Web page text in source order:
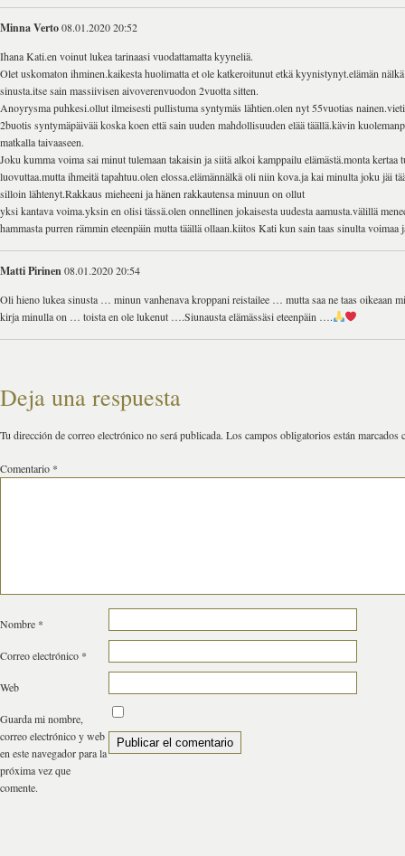
Minna Verto08.01.2020 20:52
Ihana Kati.en voinut lukea tarinaasi vuodattamatta kyyneliä.
Olet uskomaton ihminen.kaikesta huolimatta et ole katkeroitunut etkä kyynistynyt.elämän
sinusta.itse sain massiivisen aivoverenvuodon 2vuotta sitten.
Anoyrysma puhkesi.ollut ilmeisesti pullistuma syntymäs lähtien.olen nyt 55vuotias
2buotis syntymäpäivää koska koen että sain uuden mahdollisuuden elää täällä.kävin
matkalla taivaaseen.
Joku kumma voima sai minut tulemaan takaisin ja siitä alkoi kamppailu elämästä.monta kertaa
luovuttaa.mutta ihmeitä tapahtuu.olen elossa.elämännälkä oli niin kova.ja kai minulta joku jäi
silloin lähtenyt.Rakkaus mieheeni ja hänen rakkautensa minuun on ollut
yksi kantava voima.yksin en olisi tässä.olen onnellinen jokaisesta uudesta aamusta.välillä
hammasta purren rämmin eteenpäin mutta täällä ollaan.kiitos Kati kun sain taas sinulta voimaa
Matti Pirinen08.01.2020 20:54
Oli hieno lukea sinusta … minun vanhenava kroppani reistailee … mutta saa ne taas oikeaan
kirja minulla on … toista en ole lukenut ….Siunausta elämässäsi eteenpäin ….
Deja una respuesta
Tu dirección de correo electrónico no será publicada. Los campos obligatorios están marcados
Comentario *
Nombre *
Correo electrónico *
Web
Guarda mi nombre,
correo electrónico y web
en este navegador para la
próxima vez que
comente.